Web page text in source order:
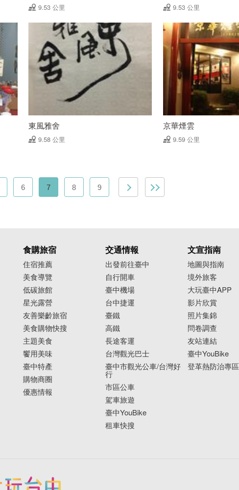
9.53 公里 9.53 公里
東風雅舍
9.58 公里
京華煙雲
9.59 公里
6 7 8 9
食購旅宿
住宿推薦
美食導覽
低碳旅館
星光露營
友善樂齡旅宿
美食購物快搜
主題美食
饗用美味
臺中特產
購物商圈
優惠情報
交通情報
出發前往臺中
自行開車
臺中機場
台中捷運
臺鐵
高鐵
長途客運
台灣觀光巴士
臺中市觀光公車/台灣好
行
市區公車
駕車旅遊
臺中YouBike
租車快搜
文宣指南
地圖與指南
境外旅客
大玩臺中APP
影片欣賞
照片集錦
問卷調查
友站連結
臺中YouBike
登革熱防治專區